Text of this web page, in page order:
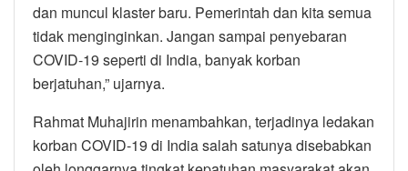
dan muncul klaster baru. Pemerintah dan kita semua
tidak menginginkan. Jangan sampai penyebaran
COVID-19 seperti di India, banyak korban
berjatuhan,” ujarnya.
Rahmat Muhajirin menambahkan, terjadinya ledakan
korban COVID-19 di India salah satunya disebabkan